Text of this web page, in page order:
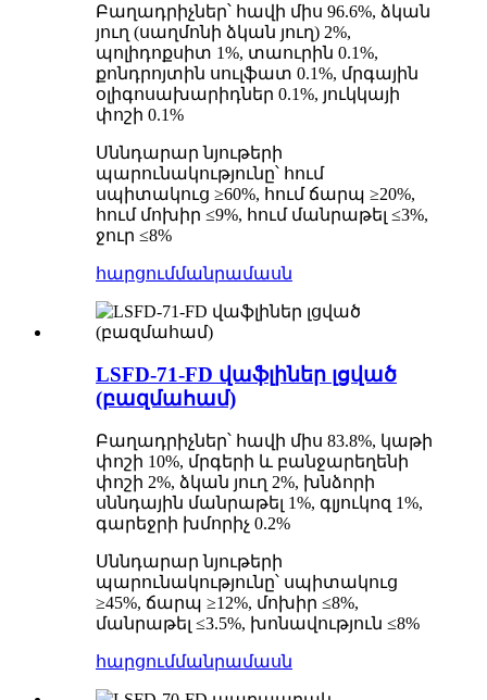
Բաղադրիչներ՝ հավի միս 96.6%, ձկան
յուղ (սաղմոնի ձկան յուղ) 2%,
պոլիդոքսիտ 1%, տաուրին 0.1%,
քոնդրոյտին սուլֆատ 0.1%, մրգային
օլիգոսախարիդներ 0.1%, յուկկայի
փոշի 0.1%
Սննդարար նյութերի
պարունակությունը՝ հում
սպիտակուց ≥60%, հում ճարպ ≥20%,
հում մոխիր ≤9%, հում մանրաթել ≤3%,
ջուր ≤8%
հարցումմանրամասն
LSFD-71-FD վաֆլիներ լցված
(բազմահամ)
Բաղադրիչներ՝ հավի միս 83.8%, կաթի
փոշի 10%, մրգերի և բանջարեղենի
փոշի 2%, ձկան յուղ 2%, խնձորի
սննդային մանրաթել 1%, գլյուկոզ 1%,
գարեջրի խմորիչ 0.2%
Սննդարար նյութերի
պարունակությունը՝ սպիտակուց
≥45%, ճարպ ≥12%, մոխիր ≤8%,
մանրաթել ≤3.5%, խոնավություն ≤8%
հարցումմանրամասն